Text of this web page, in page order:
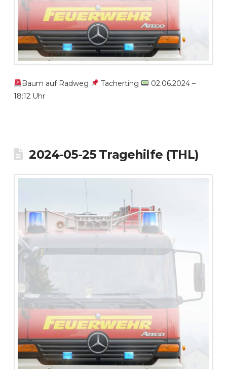
Baum auf Radweg Tacherting
02.06.2024 –
18:12 Uhr
2024-05-25 Tragehilfe (THL)